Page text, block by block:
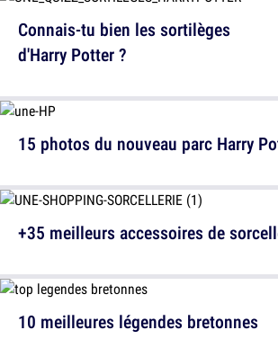
Connais-tu bien les sortilèges
d'Harry Potter ?
+35 meilleurs accessoires de
10 meilleures légendes bretonnes
15 photos du nouveau parc Harry